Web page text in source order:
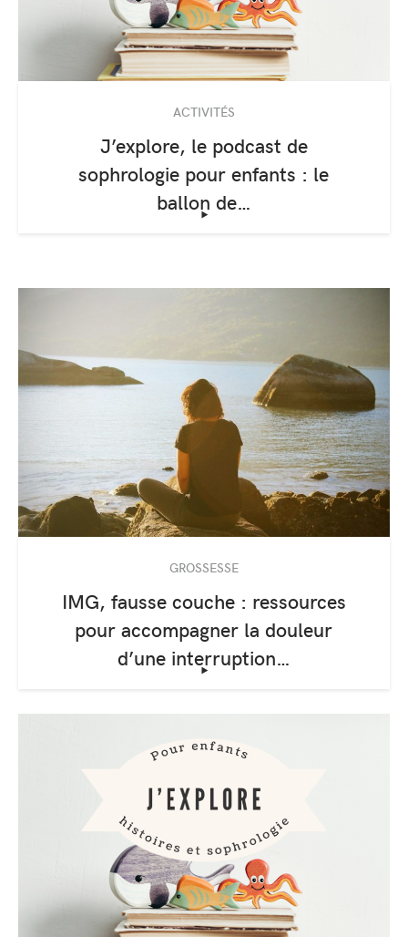
ACTIVITÉS
J’explore, le podcast de
sophrologie pour enfants : le
ballon de…
‣
GROSSESSE
IMG, fausse couche : ressources
pour accompagner la douleur
d’une interruption…
‣